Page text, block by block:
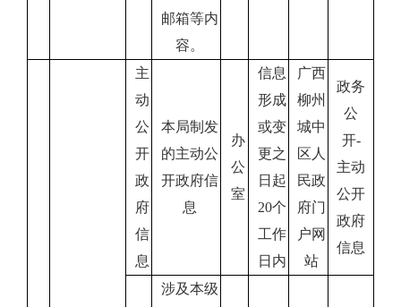
邮箱等内
容。
主
动
公
开
政
府
信
息
本局制发
的主动公
开政府信
息
办
公
室
信息
形成
或变
更之
日起
20个
工作
日内
广西
柳州
城中
区人
民政
府门
户网
站
政务
公
开-
主动
公开
政府
信息
涉及本级